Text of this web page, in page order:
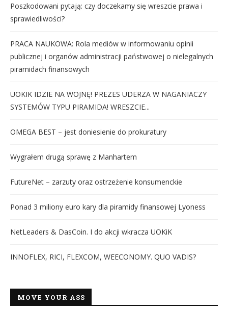
Poszkodowani pytają: czy doczekamy się wreszcie prawa i
sprawiedliwości?
PRACA NAUKOWA: Rola mediów w informowaniu opinii
publicznej i organów administracji państwowej o nielegalnych
piramidach finansowych
UOKIK IDZIE NA WOJNĘ! PREZES UDERZA W NAGANIACZY
SYSTEMÓW TYPU PIRAMIDA! WRESZCIE...
OMEGA BEST – jest doniesienie do prokuratury
Wygrałem drugą sprawę z Manhartem
FutureNet – zarzuty oraz ostrzeżenie konsumenckie
Ponad 3 miliony euro kary dla piramidy finansowej Lyoness
NetLeaders & DasCoin. I do akcji wkracza UOKiK
INNOFLEX, RICI, FLEXCOM, WEECONOMY. QUO VADIS?
MOVE YOUR ASS